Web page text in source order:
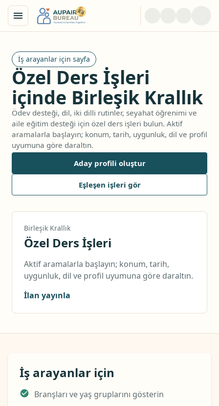
İş arayanlar için sayfa
Özel Ders İşleri
içinde Birleşik Krallık
Ödev desteği, dil, iki dilli rutinler, seyahat öğrenimi ve
aile eğitim desteği için özel ders işleri bulun. Aktif
aramalarla başlayın; konum, tarih, uygunluk, dil ve profil
uyumuna göre daraltın.
Aday profili oluştur
Eşleşen işleri gör
Birleşik Krallık
Özel Ders İşleri
Aktif aramalarla başlayın; konum, tarih,
uygunluk, dil ve profil uyumuna göre daraltın.
İlan yayınla
İş arayanlar için
Branşları ve yaş gruplarını gösterin